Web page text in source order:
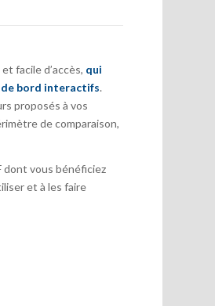
facile d’accès, qui
de bord interactifs.
proposés à vos
de comparaison,
dont vous bénéficiez
et à les faire